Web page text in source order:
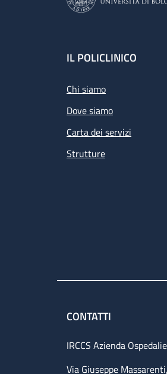
Footer
IL POLICLINICO
Chi siamo
Dove siamo
Carta dei servizi
Strutture
CONTATTI
IRCCS Azienda
Via Giuseppe